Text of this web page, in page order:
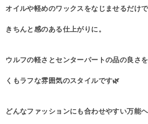
オイルや軽めのワックスをなじませるだけ
きちんと感のある仕上がりに。
ウルフの軽さとセンターパートの品の良さ
くもラフな雰囲気のスタイルです🌿
どんなファッションにも合わせやすい万能